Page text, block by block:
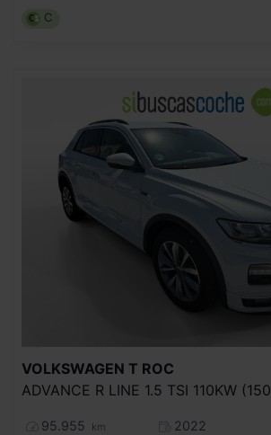
C
VOLKSWAGEN T ROC
95.955 km
2022